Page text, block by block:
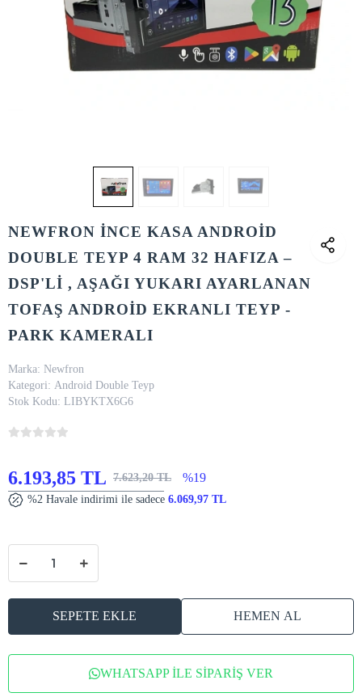
NEWFRON İNCE KASA ANDROİD
DOUBLE TEYP 4 RAM 32 HAFIZA –
DSP'Lİ , AŞAĞI YUKARI AYARLANAN
TOFAŞ ANDROİD EKRANLI TEYP -
PARK KAMERALI
Marka: Newfron
Kategori: Android Double Teyp
Stok Kodu: LIBYKTX6G6
6.193,85 TL 7.623,20 TL %19
%2 Havale indirimi ile sadece 6.069,97 TL
SEPETE EKLE HEMEN AL
WHATSAPP İLE SİPARİŞ VER